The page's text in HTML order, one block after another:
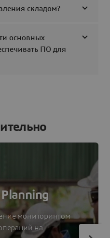
складом?
основных
ПО для
мониторингом
на